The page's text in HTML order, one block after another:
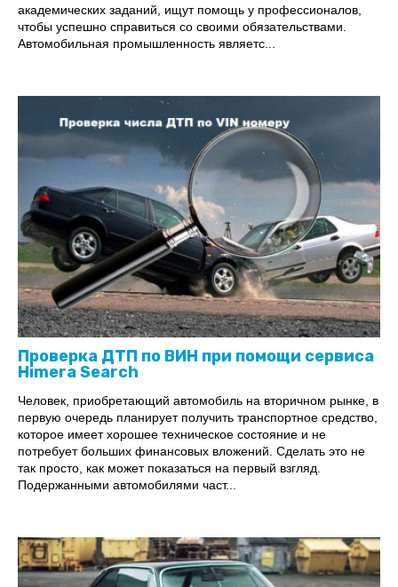
академических заданий, ищут помощь у профессионалов,
чтобы успешно справиться со своими обязательствами.
Автомобильная промышленность являетс...
Проверка ДТП по ВИН при помощи сервиса
Himera Search
Человек, приобретающий автомобиль на вторичном рынке, в
первую очередь планирует получить транспортное средство,
которое имеет хорошее техническое состояние и не
потребует больших финансовых вложений. Сделать это не
так просто, как может показаться на первый взгляд.
Подержанными автомобилями част...